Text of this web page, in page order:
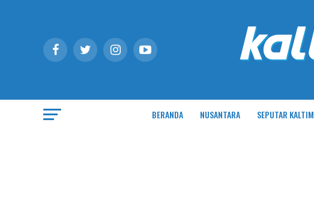
BERANDA NUSANTARA SEPUTAR KALTIM